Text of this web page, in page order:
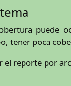
puede
tener poca
el reporte por